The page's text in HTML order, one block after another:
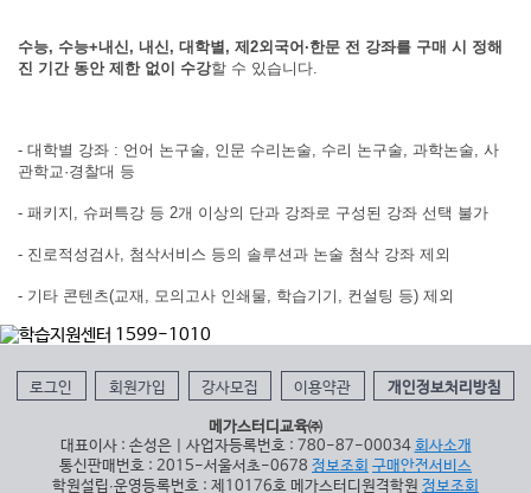
수능, 수능+내신, 내신, 대학별, 제2외국어·한문 전 강좌를 구매 시 정해
진 기간 동안 제한 없이 수강할 수 있습니다.
- 대학별 강좌 : 언어 논구술, 인문 수리논술, 수리 논구술, 과학논술, 사
관학교·경찰대 등
- 패키지, 슈퍼특강 등 2개 이상의 단과 강좌로 구성된 강좌 선택 불가
- 진로적성검사, 첨삭서비스 등의 솔루션과 논술 첨삭 강좌 제외
- 기타 콘텐츠(교재, 모의고사 인쇄물, 학습기기, 컨설팅 등) 제외
로그인 회원가입 강사모집 이용약관 개인정보처리방침
메가스터디교육㈜
대표이사 : 손성은 | 사업자등록번호 : 780-87-00034 회사소개
통신판매번호 : 2015-서울서초-0678 정보조회 구매안전서비스
학원설립∙운영등록번호 : 제10176호 메가스터디원격학원 정보조회